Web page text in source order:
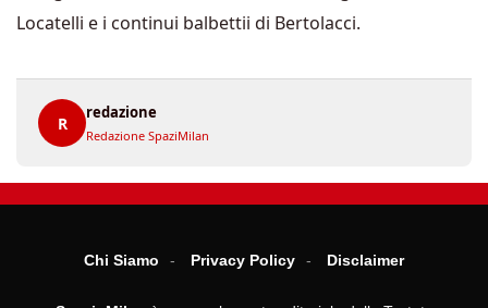
Locatelli e i continui balbettii di Bertolacci.
R
redazione
Redazione SpaziMilan
Chi Siamo Privacy Policy Disclaimer